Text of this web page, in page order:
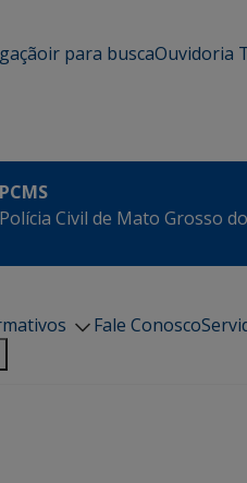
ir para buscaOuvidoria
PCMS
Polícia Civil de Mato Grosso
Fale Conosco